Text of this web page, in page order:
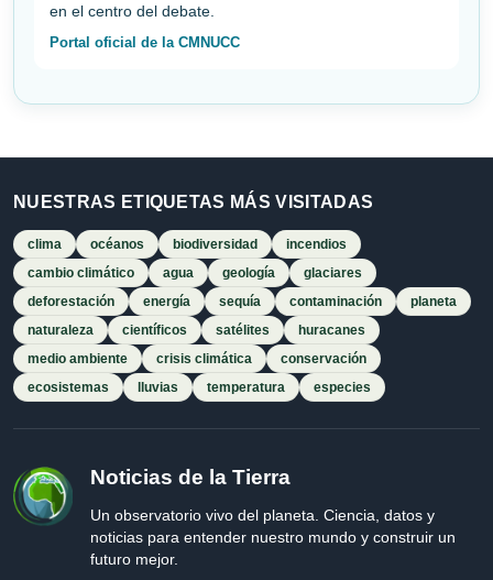
en el centro del debate.
Portal oficial de la CMNUCC
NUESTRAS ETIQUETAS MÁS VISITADAS
clima océanos biodiversidad
incendios
cambio climático
agua geología
glaciares
deforestación
energía sequía contaminación
planeta
naturaleza
científicos satélites
huracanes
medio ambiente
crisis climática
conservación
ecosistemas
lluvias temperatura especies
Noticias de la Tierra
Un observatorio vivo del planeta. Ciencia, datos y
noticias para entender nuestro mundo y construir un
futuro mejor.